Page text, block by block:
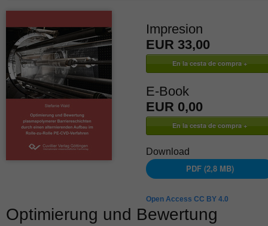
Impresion
EUR 33,00
E-Book
EUR 0,00
Download
PDF (2,8 MB)
Open Access CC BY 4.0
Optimierung und Bewertung